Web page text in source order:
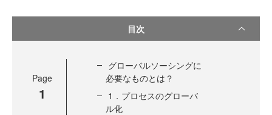
目次
Page
1
グローバルソーシングに
必要なものとは？
1．プロセスのグローバ
ル化